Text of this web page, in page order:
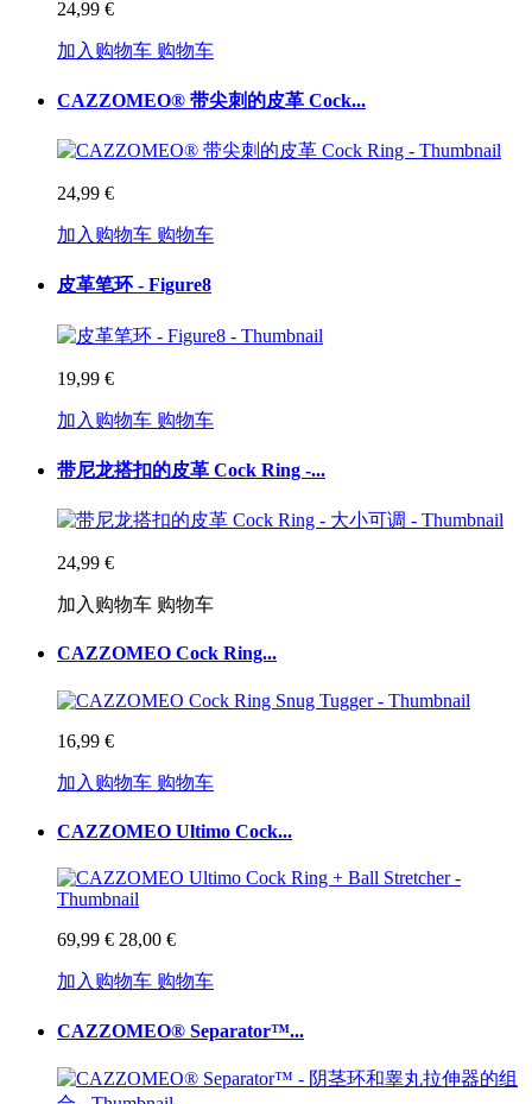
24,99 €
加入购物车 购物车
CAZZOMEO® 带尖刺的皮革 Cock...
24,99 €
加入购物车 购物车
皮革笔环 - Figure8
19,99 €
加入购物车 购物车
带尼龙搭扣的皮革 Cock Ring -...
24,99 €
加入购物车 购物车
CAZZOMEO Cock Ring...
16,99 €
加入购物车 购物车
CAZZOMEO Ultimo Cock...
69,99 € 28,00 €
加入购物车 购物车
CAZZOMEO® Separator™...